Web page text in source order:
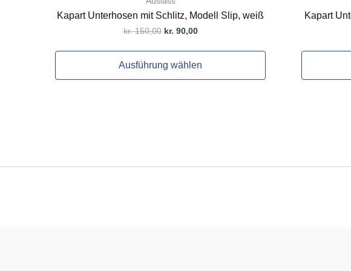
Kapart Unterhosen mit Schlitz, Modell Slip, weiß
kr.150,00 kr. 90,00
Ausführung wählen
Kapart